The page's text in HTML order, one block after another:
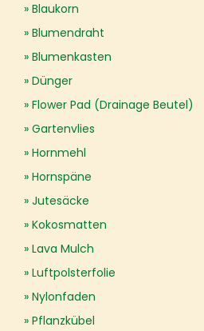
Blaukorn
Blumendraht
Blumenkasten
Dünger
Flower Pad (Drainage Beutel)
Gartenvlies
Hornmehl
Hornspäne
Jutesäcke
Kokosmatten
Lava Mulch
Luftpolsterfolie
Nylonfaden
Pflanzkübel